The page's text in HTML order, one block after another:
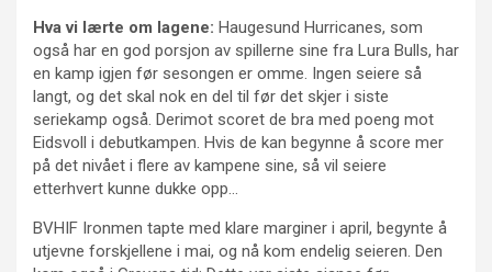
Hva vi lærte om lagene: Haugesund Hurricanes, som
også har en god porsjon av spillerne sine fra Lura Bulls, har
en kamp igjen før sesongen er omme. Ingen seiere så
langt, og det skal nok en del til før det skjer i siste
seriekamp også. Derimot scoret de bra med poeng mot
Eidsvoll i debutkampen. Hvis de kan begynne å score mer
på det nivået i flere av kampene sine, så vil seiere
etterhvert kunne dukke opp…
BVHIF Ironmen tapte med klare marginer i april, begynte å
utjevne forskjellene i mai, og nå kom endelig seieren. Den